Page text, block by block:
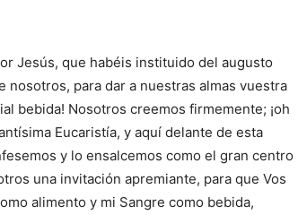
Jesús, que habéis instituido del augusto
nosotros, para dar a nuestras almas vuestra
bebida! Nosotros creemos firmemente; ¡oh
Eucaristía, y aquí delante de esta
y lo ensalcemos como el gran centro
una invitación apremiante, para que Vos
alimento y mi Sangre como bebida,